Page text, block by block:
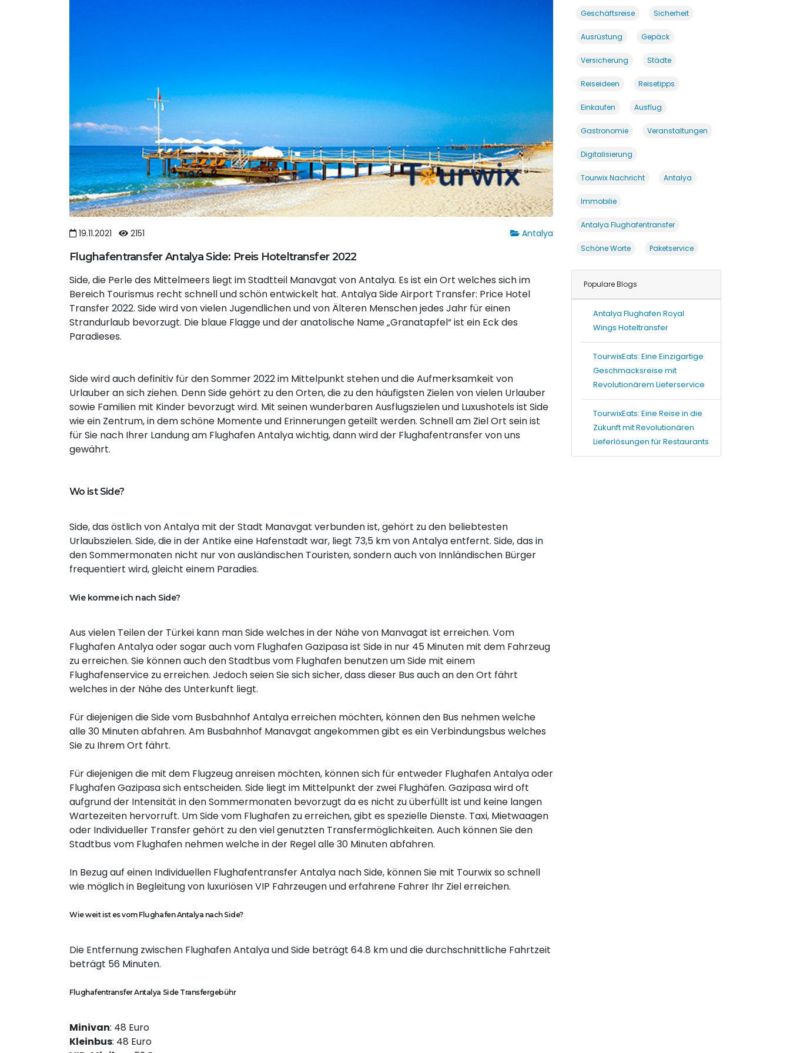
Antalya
19.11.2021 2151
Flughafentransfer Antalya Side: Preis Hoteltransfer 2022
Side, die Perle des Mittelmeers liegt im Stadtteil Manavgat von Antalya. Es ist ein Ort welches sich im
Bereich Tourismus recht schnell und schön entwickelt hat. Antalya Side Airport Transfer: Price Hotel
Transfer 2022. Side wird von vielen Jugendlichen und von Älteren Menschen jedes Jahr für einen
Strandurlaub bevorzugt. Die blaue Flagge und der anatolische Name „Granatapfel“ ist ein Eck des
Paradieses.
Side wird auch definitiv für den Sommer 2022 im Mittelpunkt stehen und die Aufmerksamkeit von
Urlauber an sich ziehen. Denn Side gehört zu den Orten, die zu den häufigsten Zielen von vielen Urlauber
sowie Familien mit Kinder bevorzugt wird. Mit seinen wunderbaren Ausflugszielen und Luxushotels ist Side
wie ein Zentrum, in dem schöne Momente und Erinnerungen geteilt werden. Schnell am Ziel Ort sein ist
für Sie nach Ihrer Landung am Flughafen Antalya wichtig, dann wird der Flughafentransfer von uns
gewährt.
Wo ist Side?
Side, das östlich von Antalya mit der Stadt Manavgat verbunden ist, gehört zu den beliebtesten
Urlaubszielen. Side, die in der Antike eine Hafenstadt war, liegt 73,5 km von Antalya entfernt. Side, das in
den Sommermonaten nicht nur von ausländischen Touristen, sondern auch von Innländischen Bürger
frequentiert wird, gleicht einem Paradies.
Wie komme ich nach Side?
Aus vielen Teilen der Türkei kann man Side welches in der Nähe von Manvagat ist erreichen. Vom
Flughafen Antalya oder sogar auch vom Flughafen Gazipasa ist Side in nur 45 Minuten mit dem Fahrzeug
zu erreichen. Sie können auch den Stadtbus vom Flughafen benutzen um Side mit einem
Flughafenservice zu erreichen. Jedoch seien Sie sich sicher, dass dieser Bus auch an den Ort fährt
welches in der Nähe des Unterkunft liegt.
Für diejenigen die Side vom Busbahnhof Antalya erreichen möchten, können den Bus nehmen welche
alle 30 Minuten abfahren. Am Busbahnhof Manavgat angekommen gibt es ein Verbindungsbus welches
Sie zu Ihrem Ort fährt.
Für diejenigen die mit dem Flugzeug anreisen möchten, können sich für entweder Flughafen Antalya oder
Flughafen Gazipasa sich entscheiden. Side liegt im Mittelpunkt der zwei Flughäfen. Gazipasa wird oft
aufgrund der Intensität in den Sommermonaten bevorzugt da es nicht zu überfüllt ist und keine langen
Wartezeiten hervorruft. Um Side vom Flughafen zu erreichen, gibt es spezielle Dienste. Taxi, Mietwaagen
oder Individueller Transfer gehört zu den viel genutzten Transfermöglichkeiten. Auch können Sie den
Stadtbus vom Flughafen nehmen welche in der Regel alle 30 Minuten abfahren.
In Bezug auf einen Individuellen Flughafentransfer Antalya nach Side, können Sie mit Tourwix so schnell
wie möglich in Begleitung von luxuriösen VIP Fahrzeugen und erfahrene Fahrer Ihr Ziel erreichen.
Wie weit ist es vom Flughafen Antalya nach Side?
Die Entfernung zwischen Flughafen Antalya und Side beträgt 64.8 km und die durchschnittliche Fahrtzeit
beträgt 56 Minuten.
Flughafentransfer Antalya Side Transfergebühr
Minivan: 48 Euro
Kleinbus: 48 Euro
Geschäftsreise Sicherheit
Ausrüstung Gepäck
Versicherung Städte
Reiseideen Reisetipps
Einkaufen Ausflug
Gastronomie Veranstaltungen
Digitalisierung
Tourwix Nachricht Antalya
Immobilie
Antalya Flughafentransfer
Schöne Worte Paketservice
Populare Blogs
Antalya Flughafen Royal
Wings Hoteltransfer
TourwixEats: Eine Einzigartige
Geschmacksreise mit
Revolutionärem Lieferservice
TourwixEats: Eine Reise in die
Zukunft mit Revolutionären
Lieferlösungen für Restaurants